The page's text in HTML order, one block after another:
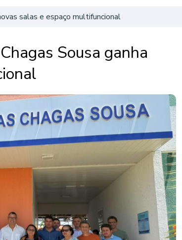
salas e espaço multifuncional
Sousa ganha